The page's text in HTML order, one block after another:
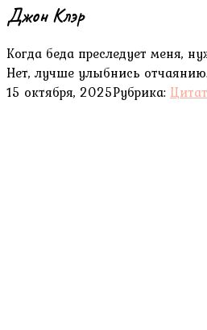
Джон Клэр
Когда беда преследует меня,
Нет, лучше улыбнись
15 октября, 2025Рубрика: